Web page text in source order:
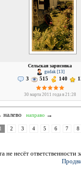
Сельская зарисовка
gudak [13]
3 515 140
30 марта 2011 года в 21:28
налево направо →
1 2 3 4 5 6 7 8
не несёт ответственности